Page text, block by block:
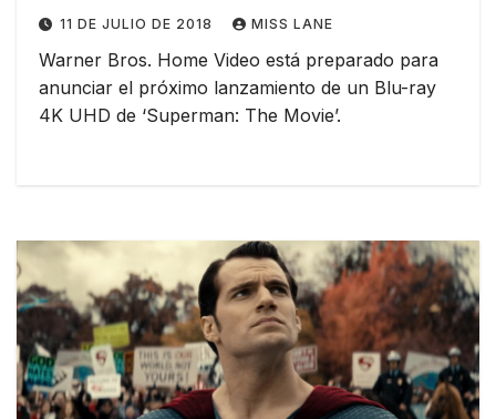
11 DE JULIO DE 2018 MISS LANE
Warner Bros. Home Video está preparado para
anunciar el próximo lanzamiento de un Blu-ray
4K UHD de ‘Superman: The Movie’.